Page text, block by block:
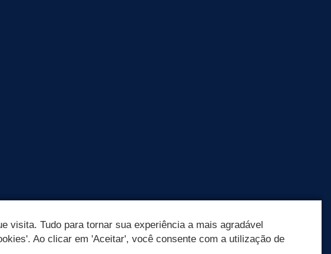
visita. Tudo para tornar sua experiência a mais agradável
Ao clicar em 'Aceitar', você consente com a utilização de